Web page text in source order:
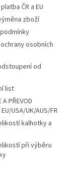
ČR a EU
zboží
osobních
od
list
A PŘEVOD
USA/UK/AUS/FR
kalhotky a
při výběru